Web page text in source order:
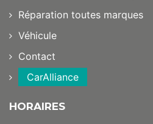
Réparation toutes marques
Véhicule
Contact
CarAlliance
HORAIRES